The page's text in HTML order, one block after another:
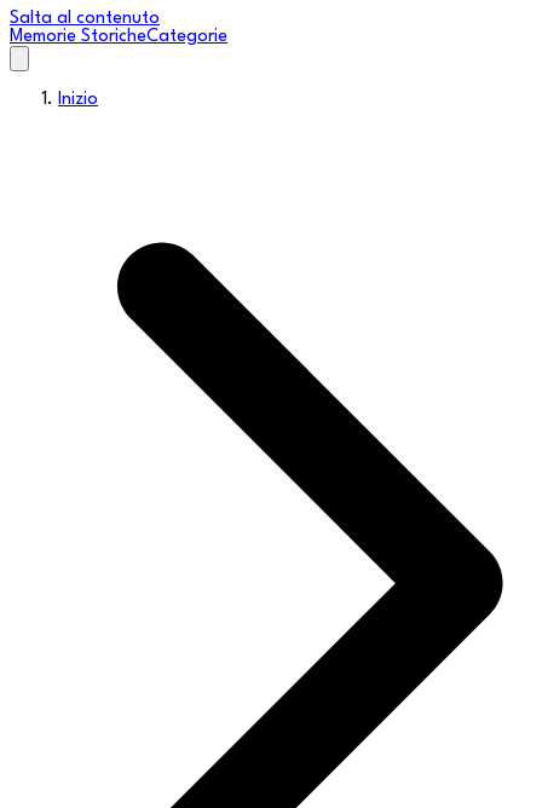
Salta al contenuto
Memorie StoricheCategorie
Inizio